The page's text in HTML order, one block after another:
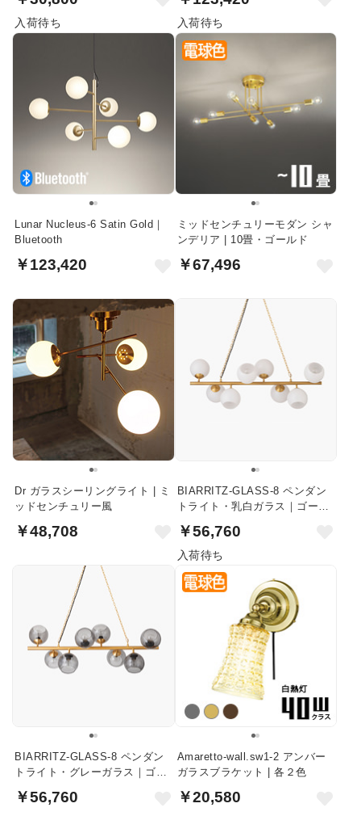
入荷待ち 入荷待ち
Lunar Nucleus-6 Satin Gold｜
Bluetooth
￥123,420
ミッドセンチュリーモダン シャ
ンデリア | 10畳・ゴールド
￥67,496
Dr ガラスシーリングライト | ミ
ッドセンチュリー風
￥48,708
BIARRITZ-GLASS-8 ペンダン
トライト・乳白ガラス｜ゴール
￥56,760
入荷待ち
BIARRITZ-GLASS-8 ペンダン
トライト・グレーガラス｜ゴー
￥56,760
Amaretto-wall.sw1-2 アンバー
ガラスブラケット | 各２色
￥20,580